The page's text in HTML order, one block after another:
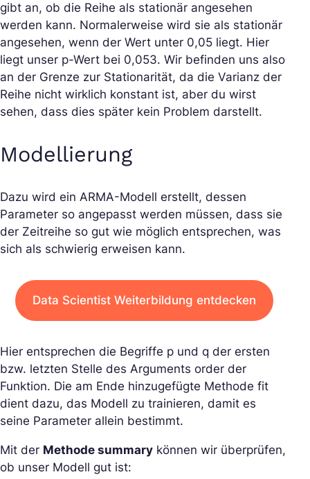
gibt an, ob die Reihe als stationär angesehen
werden kann. Normalerweise wird sie als stationär
angesehen, wenn der Wert unter 0,05 liegt. Hier
liegt unser p-Wert bei 0,053. Wir befinden uns also
an der Grenze zur Stationarität, da die Varianz der
Reihe nicht wirklich konstant ist, aber du wirst
sehen, dass dies später kein Problem darstellt.
Modellierung
Dazu wird ein ARMA-Modell erstellt, dessen
Parameter so angepasst werden müssen, dass sie
der Zeitreihe so gut wie möglich entsprechen, was
sich als schwierig erweisen kann.
Data Scientist Weiterbildung entdecken
Hier entsprechen die Begriffe p und q der ersten
bzw. letzten Stelle des Arguments order der
Funktion. Die am Ende hinzugefügte Methode fit
dient dazu, das Modell zu trainieren, damit es
seine Parameter allein bestimmt.
Mit der Methode summary können wir überprüfen,
ob unser Modell gut ist: